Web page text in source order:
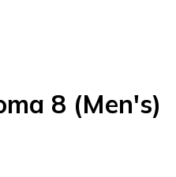
8 (Men's)